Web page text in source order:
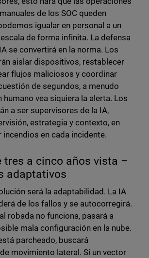
de los SOC queden
igualar en personal a un
de forma infinita. La defensa
se convertirá en la norma. Los
aislar dispositivos, restablecer
flujos maliciosos y coordinar
de segundos, a menudo
humano vea siquiera la alerta. Los
a ser supervisores de la IA,
estrategia y contexto, en
incendios en cada incidente.
tres a cinco años vista –
adaptativos
será la adaptabilidad. La IA
de los fallos y se autocorregirá.
robada no funciona, pasará a
mala configuración en la nube.
parcheado, buscará
movimiento lateral. Si un vector